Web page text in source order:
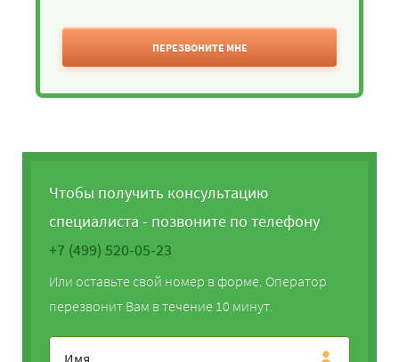
ПЕРЕЗВОНИТЕ МНЕ
Чтобы получить консультацию
специалиста - позвоните по телефону
+7 (499) 520-05-23
Или оставьте свой номер в форме. Оператор
перезвонит Вам в течение 10 минут.